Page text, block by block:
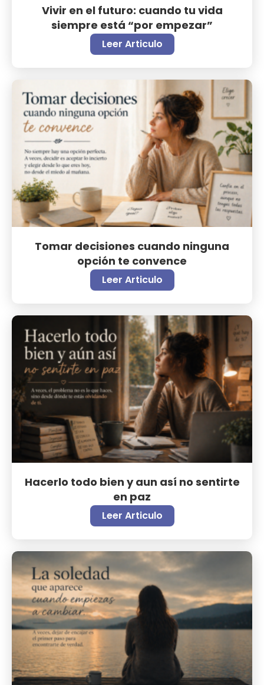
Vivir en el futuro: cuando tu vida
siempre está “por empezar”
Leer Articulo
Tomar decisiones cuando ninguna
opción te convence
Leer Articulo
Hacerlo todo bien y aun así no sentirte
en paz
Leer Articulo